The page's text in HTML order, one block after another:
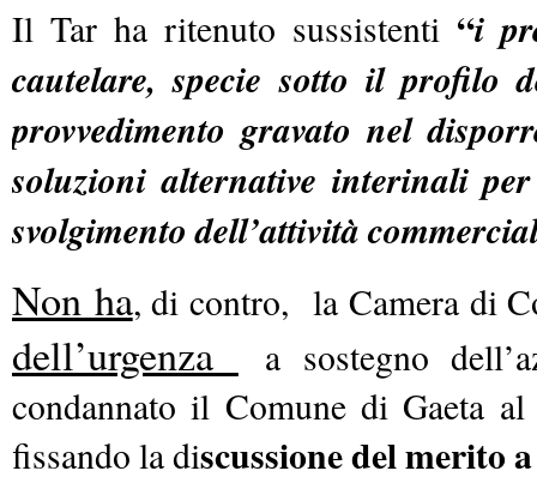
Il Tar ha ritenuto sussistenti “i
cautelare, specie sotto il profilo
provvedimento gravato nel
soluzioni alternative interinali
svolgimento dell’attività
Non ha, di contro, la Camera di
dell’urgenza
a sostegno
condannato il Comune di Gaeta
fissando la discussione del merito